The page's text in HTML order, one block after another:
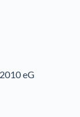
eG